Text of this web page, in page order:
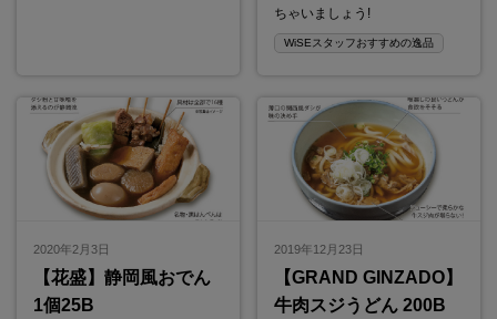
ちゃいましょう!
WiSEスタッフおすすめの逸品
2020年2月3日
【花盛】静岡風おでん
1個25B
2019年12月23日
【GRAND GINZADO】
牛肉スジうどん 200B